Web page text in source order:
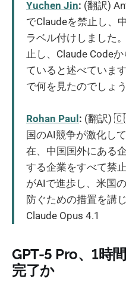
Yuchen Jin: (翻訳)
でClaudeを禁止し、
ラベル付けしました
止し、Claude Code
ていると述べていま
で何を見たのでしょ
Rohan Paul : (翻訳)
国のAI競争が激化し
在、中国国外にある
する企業をすべて禁
がAIで進歩し、米国
防ぐための措置を講
Claude Opus 4.1
GPT-5 Pro、1時
完了か